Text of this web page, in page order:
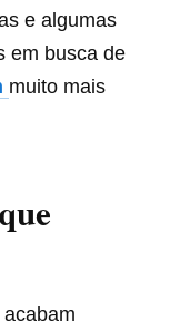
e algumas
em busca de
muito mais